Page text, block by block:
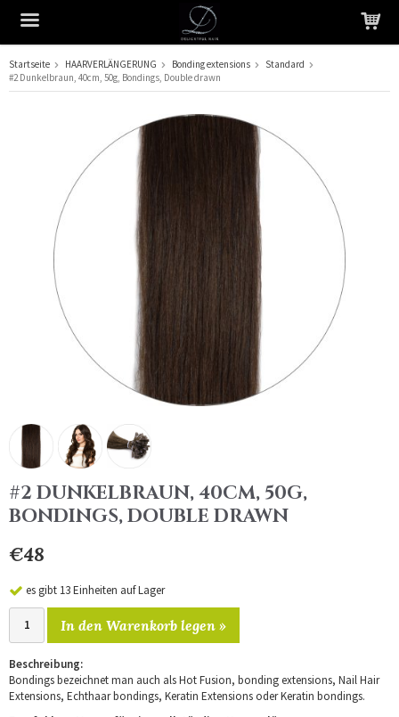
Das Produkt wurde in Ihren Warenkorb gelegt
Startseite HAARVERLÄNGERUNG Bonding extensions
Standard
#2 Dunkelbraun, 40cm, 50g, Bondings, Double drawn
#2 DUNKELBRAUN, 40CM, 50G,
BONDINGS, DOUBLE DRAWN
€48
es gibt 13 Einheiten auf Lager
In den Warenkorb legen »
Beschreibung:
Bondings bezeichnet man auch als Hot Fusion, bonding extensions, Nail Hair
Extensions, Echthaar bondings, Keratin Extensions oder Keratin bondings.